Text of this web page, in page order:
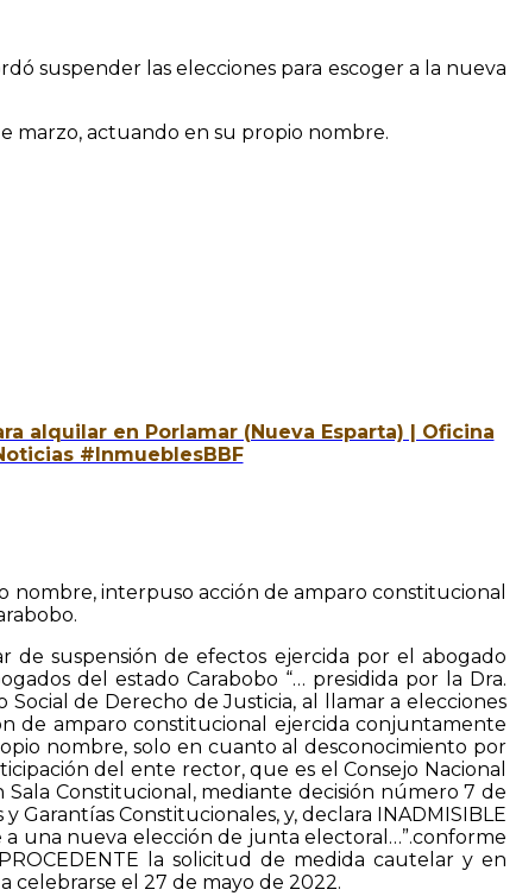
suspender las elecciones para escoger a la nueva
marzo, actuando en su propio nombre.
alquilar en Porlamar (Nueva Esparta) | Oficina
#InmueblesBBF
nombre, interpuso acción de amparo constitucional
de suspensión de efectos ejercida por el abogado
del estado Carabobo “… presidida por la Dra.
de Derecho de Justicia, al llamar a elecciones
de amparo constitucional ejercida conjuntamente
nombre, solo en cuanto al desconocimiento por
del ente rector, que es el Consejo Nacional
Constitucional, mediante decisión número 7 de
Garantías Constitucionales, y, declara INADMISIBLE
una nueva elección de junta electoral…”.conforme
la solicitud de medida cautelar y en
celebrarse el 27 de mayo de 2022.